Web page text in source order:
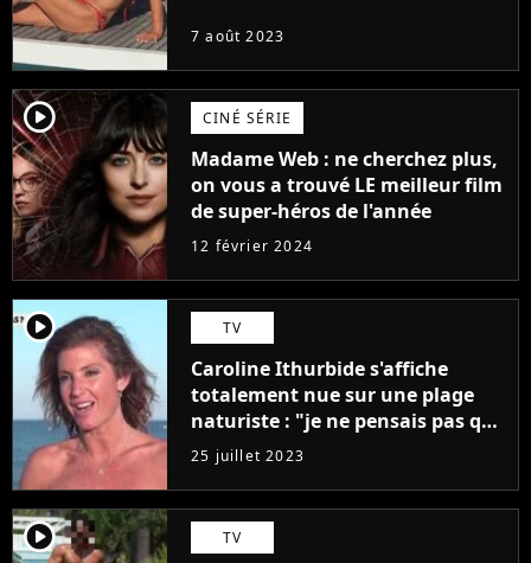
7 août 2023
player2 CINÉ SÉRIE
Madame Web : ne cherchez plus,
on vous a trouvé LE meilleur film
de super-héros de l'année
12 février 2024
player2 TV
Caroline Ithurbide s'affiche
totalement nue sur une plage
naturiste : "je ne pensais pas que
j'arriverais à le faire..."
25 juillet 2023
player2 TV